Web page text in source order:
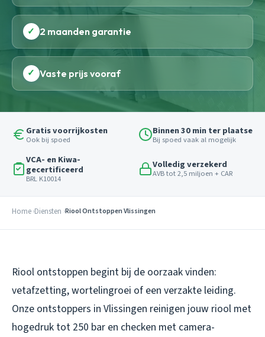
✓ 2 maanden garantie
✓ Vaste prijs vooraf
Gratis voorrijkosten
Ook bij spoed
Binnen 30 min ter plaatse
Bij spoed vaak al mogelijk
VCA- en Kiwa-
gecertificeerd
BRL K10014
Volledig verzekerd
AVB tot 2,5 miljoen + CAR
Home Diensten Riool Ontstoppen Vlissingen
Riool ontstoppen begint bij de oorzaak vinden:
vetafzetting, wortelingroei of een verzakte leiding.
Onze ontstoppers in Vlissingen reinigen jouw riool met
hogedruk tot 250 bar en checken met camera-